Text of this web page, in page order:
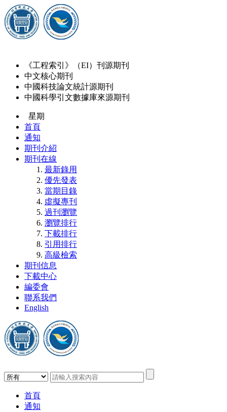
《工程索引》（EI）刊源期刊
中文核心期刊
中國科技論文統計源期刊
中國科學引文數據庫來源期刊
星期
首頁
通知
期刊介紹
期刊在線
最新錄用
優先發表
當期目錄
虛擬專刊
過刊瀏覽
瀏覽排行
下載排行
引用排行
高級檢索
期刊信息
下載中心
編委會
聯系我們
English
首頁
通知